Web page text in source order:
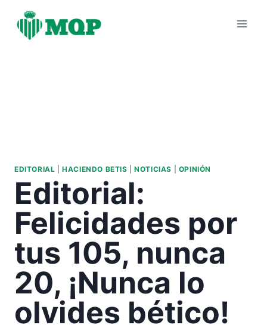
contenido
EDITORIAL |HACIENDO BETIS |NOTICIAS OPINIÓN
Editorial:
Felicidades por
tus 105, nunca
20, ¡Nunca lo
olvides bético!